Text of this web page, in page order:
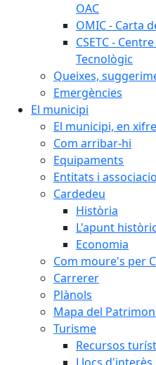
OAC
OMIC - Carta
CSETC -
Tecnològic
Queixes,
Emergències
El municipi
El municipi, en
Com arribar-hi
Equipaments
Entitats i
Cardedeu
Història
L'apunt històric
Economia
Com moure's per
Carrerer
Plànols
Mapa del
Turisme
Recursos